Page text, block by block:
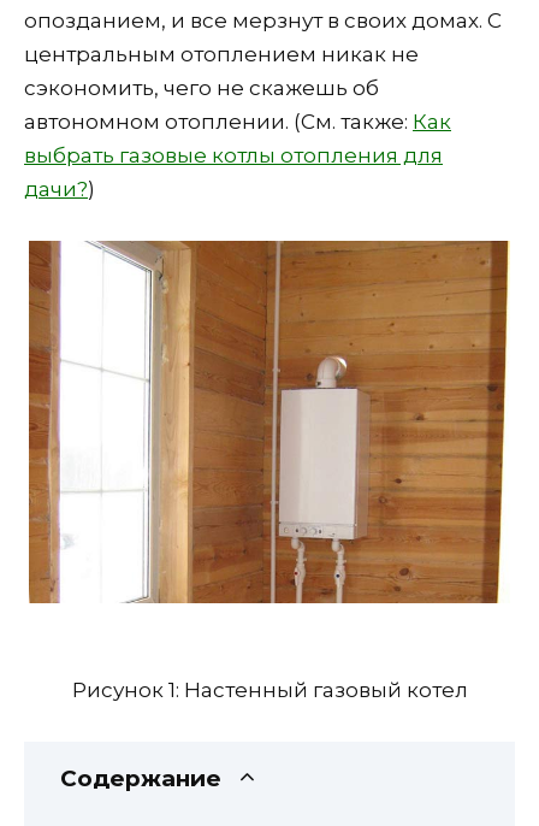
опозданием, и все мерзнут в своих домах. С
центральным отоплением никак не
сэкономить, чего не скажешь об
автономном отоплении. (См. также: Как
выбрать газовые котлы отопления для
дачи?)
Рисунок 1: Настенный газовый котел
Содержание